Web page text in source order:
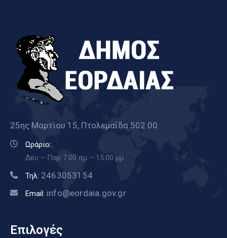
25ης Μαρτίου 15, Πτολεμαΐδα 502 00
Ωράριο:
Δευ – Παρ 7.00 πμ – 15.00 μμ
Τηλ: 2463053154
Email: info@eordaia.gov.gr
Επιλογές